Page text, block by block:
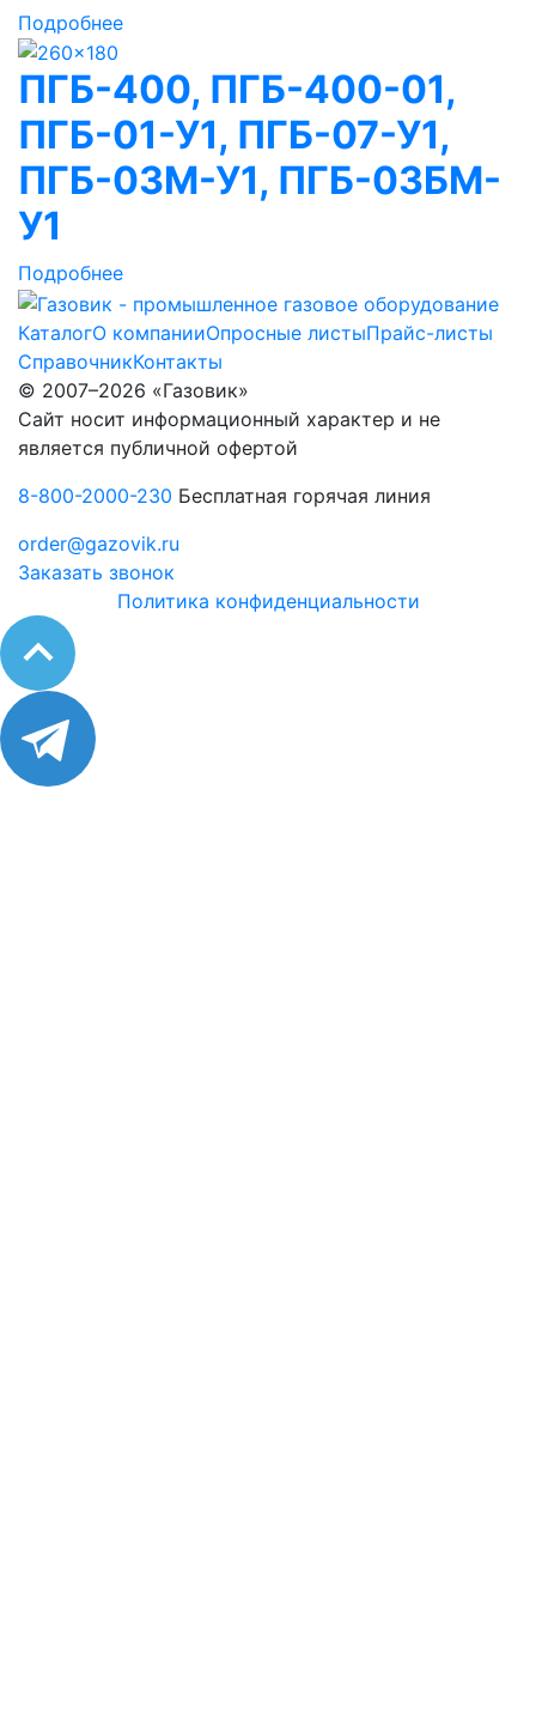
Подробнее
ПГБ-400, ПГБ-400-01,
ПГБ-01-У1, ПГБ-07-У1,
ПГБ-03М-У1, ПГБ-03БМ-
У1
Подробнее
КаталогО компанииОпросные листыПрайс-листы
СправочникКонтакты
© 2007–2026 «Газовик»
Сайт носит информационный характер и не
является публичной офертой
8-800-2000-230 Бесплатная горячая линия
order@gazovik.ru
Заказать звонок
Политика конфиденциальности